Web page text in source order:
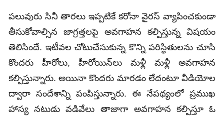
పలువురు సినీ తారలు ఇప్పటికే కరోనా వైరస్‌ వ్యాపించకుండా
తీసుకోవాల్సిన జాగ్రత్తలపై అవగాహన కల్పిస్తున్న విషయం
తెలిసిందే. ఇటీవల చోటుచేసుకున్న కొన్ని పరిస్థితులను చూసి
కొందరు హీరోలు, హీరోయిన్‌లు మళ్లీ మళ్లీ అవగాహన
కల్పిస్తున్నారు. అయినా కొందరు మారడం లేదంటూ వీడియోల
ద్వారా సందేశాన్ని పంపిస్తున్నారు. ఈ నేపథ్యంలో ప్రముఖ
హాస్య నటుడు వడివేలు తాజాగా అవగాహన కల్పిస్తూ ఓ